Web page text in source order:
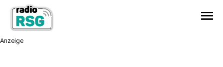
menu
Anzeige